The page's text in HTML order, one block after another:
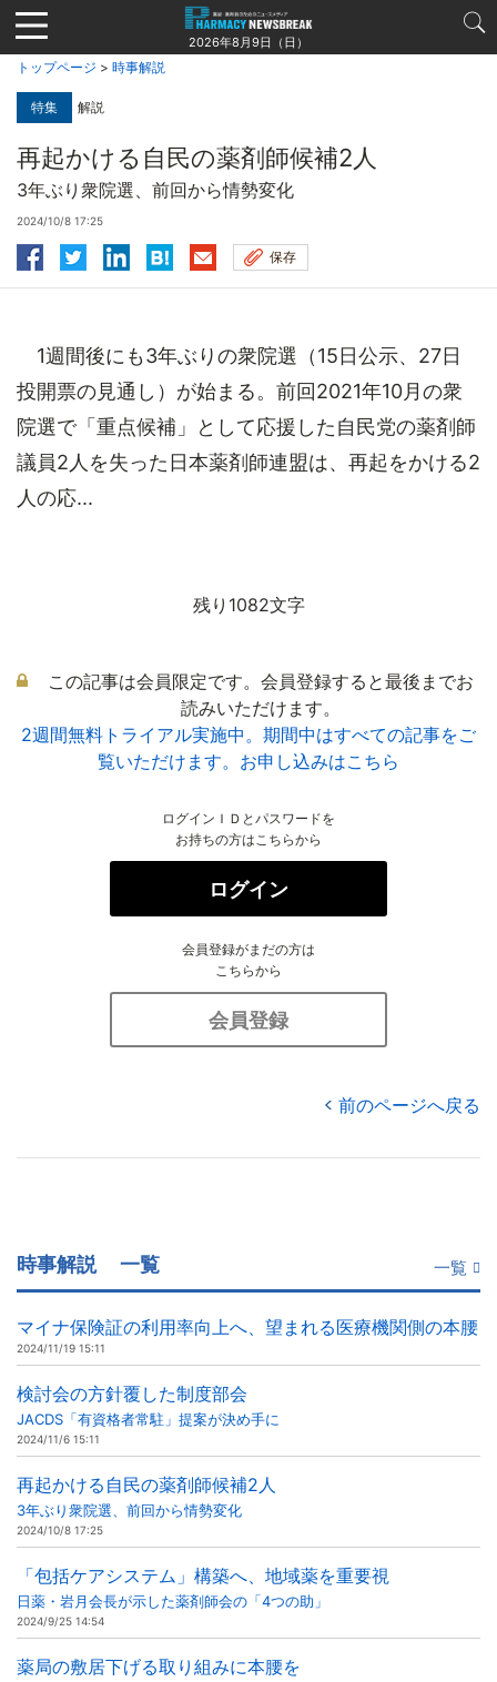
Jump
to
navigation
2026年8月9日（日）
トップページ > 時事解説
特集 解説
再起かける自民の薬剤師候補2人
3年ぶり衆院選、前回から情勢変化
2024/10/8 17:25
保存
1週間後にも3年ぶりの衆院選（15日公示、27日
投開票の見通し）が始まる。前回2021年10月の衆
院選で「重点候補」として応援した自民党の薬剤師
議員2人を失った日本薬剤師連盟は、再起をかける2
人の応...
残り1082文字
この記事は会員限定です。会員登録すると最後までお
読みいただけます。
2週間無料トライアル実施中。期間中はすべての記事をご
覧いただけます。お申し込みはこちら
ログインＩＤとパスワードを
お持ちの方はこちらから
ログイン
会員登録がまだの方は
こちらから
会員登録
前のページへ戻る
時事解説 一覧 一覧
マイナ保険証の利用率向上へ、望まれる医療機関側の本腰
2024/11/19 15:11
検討会の方針覆した制度部会
JACDS「有資格者常駐」提案が決め手に
2024/11/6 15:11
再起かける自民の薬剤師候補2人
3年ぶり衆院選、前回から情勢変化
2024/10/8 17:25
「包括ケアシステム」構築へ、地域薬を重要視
日薬・岩月会長が示した薬剤師会の「4つの助」
2024/9/25 14:54
薬局の敷居下げる取り組みに本腰を